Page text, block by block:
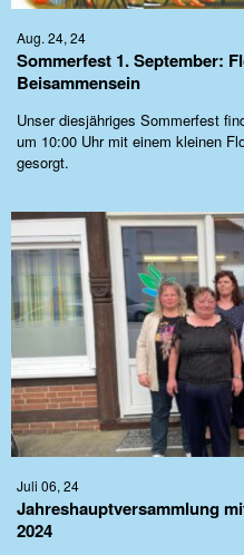
Aug. 24, 24
Sommerfest 1. September:
Beisammensein
Unser diesjähriges Sommerfest
um 10:00 Uhr mit einem kleinen
gesorgt.
Juli 06, 24
Jahreshauptversammlung
2024